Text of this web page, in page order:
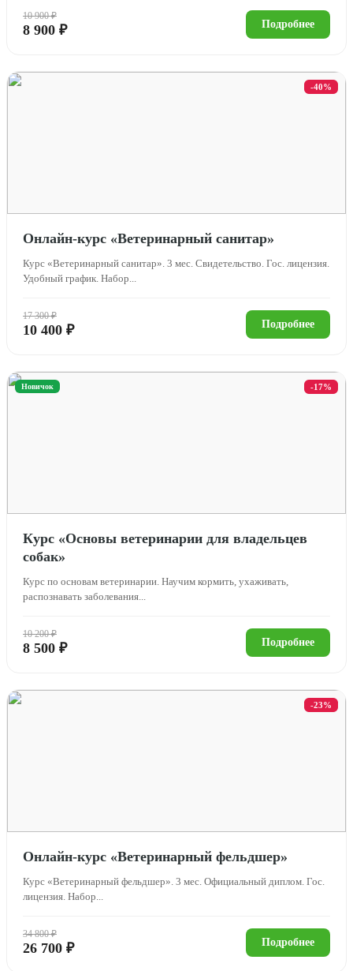
10 900 ₽
8 900 ₽ Подробнее
-40%
Онлайн-курс «Ветеринарный санитар»
Курс «Ветеринарный санитар». 3 мес. Свидетельство. Гос. лицензия.
Удобный график. Набор...
17 300 ₽
10 400 ₽ Подробнее
-17%
Новичок
Курс «Основы ветеринарии для владельцев
собак»
Курс по основам ветеринарии. Научим кормить, ухаживать,
распознавать заболевания...
10 200 ₽
8 500 ₽ Подробнее
-23%
Онлайн-курс «Ветеринарный фельдшер»
Курс «Ветеринарный фельдшер». 3 мес. Официальный диплом. Гос.
лицензия. Набор...
34 800 ₽
26 700 ₽ Подробнее